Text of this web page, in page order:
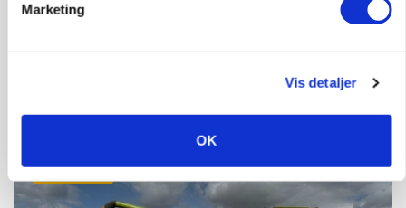
Marketing
Vis detaljer
OK
københavnsk restaurantkæde